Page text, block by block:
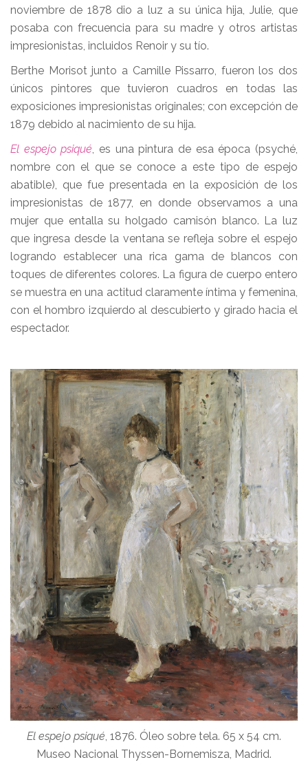
noviembre de 1878 dio a luz a su única hija, Julie, que
posaba con frecuencia para su madre y otros artistas
impresionistas, incluidos Renoir y su tío.
Berthe Morisot junto a Camille Pissarro, fueron los dos
únicos pintores que tuvieron cuadros en todas las
exposiciones impresionistas originales; con excepción de
1879 debido al nacimiento de su hija.
El espejo psiqué, es una pintura de esa época (psyché,
nombre con el que se conoce a este tipo de espejo
abatible), que fue presentada en la exposición de los
impresionistas de 1877, en donde observamos a una
mujer que entalla su holgado camisón blanco. La luz
que ingresa desde la ventana se refleja sobre el espejo
logrando establecer una rica gama de blancos con
toques de diferentes colores. La figura de cuerpo entero
se muestra en una actitud claramente íntima y femenina,
con el hombro izquierdo al descubierto y girado hacia el
espectador.
El espejo psiqué, 1876. Óleo sobre tela. 65 x 54 cm.
Museo Nacional Thyssen-Bornemisza, Madrid.